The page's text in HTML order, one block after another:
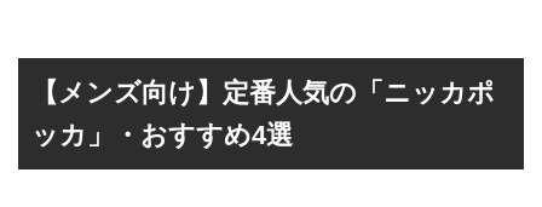
【メンズ向け】定番人気の「ニッカポ
ッカ」・おすすめ4選